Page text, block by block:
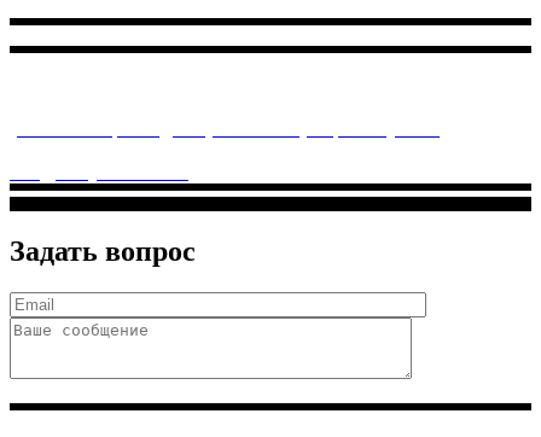
Задать вопрос